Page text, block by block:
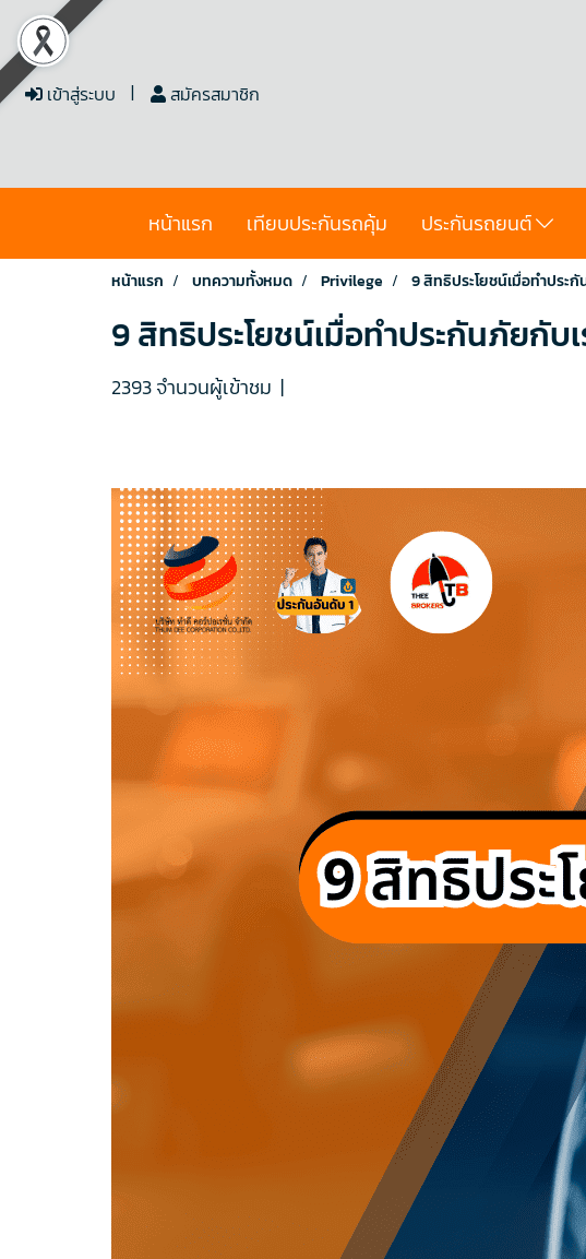
เข้าสู่ระบบ สมัครสมาชิก
หน้าแรก เทียบประกันรถคุ้ม ประกันรถยนต์
หน้าแรก บทความทั้งหมด Privilege 9 สิทธิประโยชน์เมื่อทำประ
9 สิทธิประโยชน์เมื่อทำประกันภัยกับเ
2393 จำนวนผู้เข้าชม |